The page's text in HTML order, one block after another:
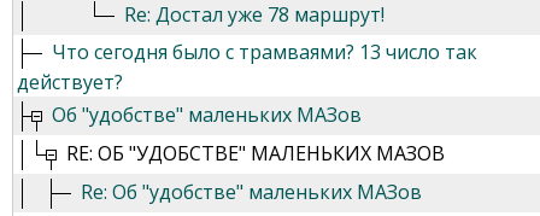
Re: Достал уже 78 маршрут!
Что сегодня было с трамваями? 13 число так
действует?
Об "удобстве" маленьких МАЗов
RE: ОБ "УДОБСТВЕ" МАЛЕНЬКИХ МАЗОВ
Re: Об "удобстве" маленьких МАЗов